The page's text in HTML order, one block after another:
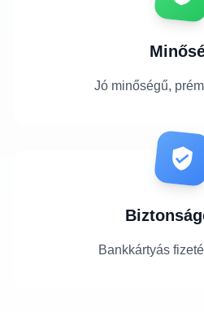
Jó minőségű,
Bankkártyás